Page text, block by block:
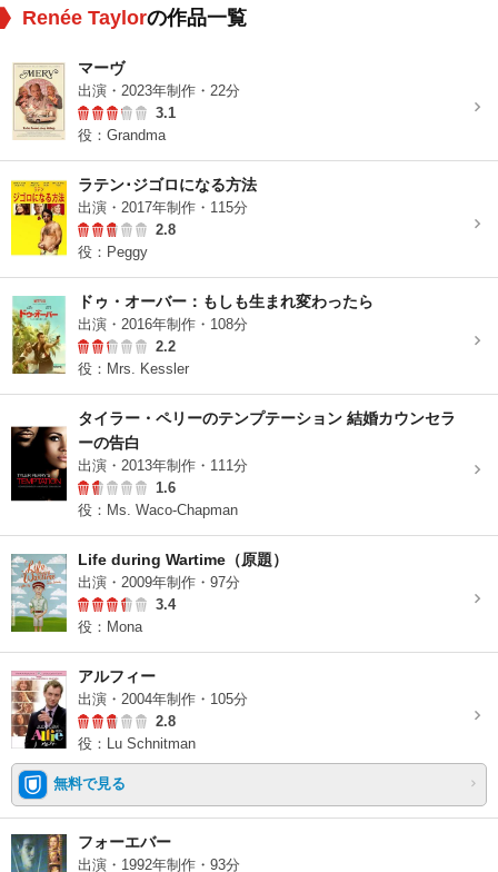
Renée Taylorの作品一覧
マーヴ
出演・2023年制作・22分
3.1
役：Grandma
ラテン･ジゴロになる方法
出演・2017年制作・115分
2.8
役：Peggy
ドゥ・オーバー：もしも生まれ変わったら
出演・2016年制作・108分
2.2
役：Mrs. Kessler
タイラー・ペリーのテンプテーション 結婚カウンセラ
ーの告白
出演・2013年制作・111分
1.6
役：Ms. Waco-Chapman
Life during Wartime（原題）
出演・2009年制作・97分
3.4
役：Mona
アルフィー
出演・2004年制作・105分
2.8
役：Lu Schnitman
無料で見る
フォーエバー
出演・1992年制作・93分